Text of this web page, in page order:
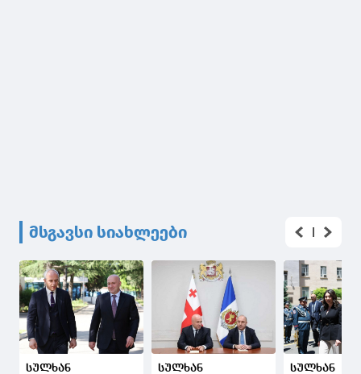
მსგავსი სიახლეები
სულხან
სულხან
სულხან